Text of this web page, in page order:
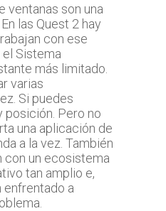
ventanas son una
las Quest 2 hay
con ese
Sistema
más limitado.
varias
Si puedes
posición. Pero no
una aplicación de
a la vez. También
con un ecosistema
tan amplio e,
enfrentado a